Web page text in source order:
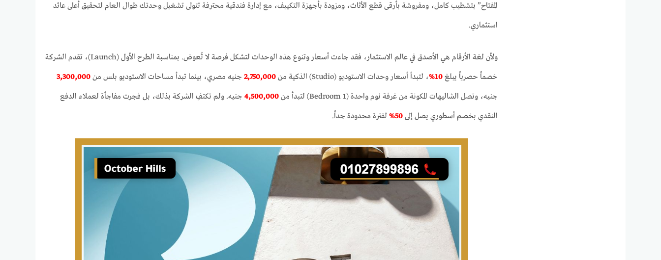
المفتاح” بتشطيب كامل، ومفروشة بأرقى قطع الأثاث، ومزودة بأجهزة التكييف، مع إدارة فندقية محترفة تتولى تشغيل وحدتك طوال العام لتحقيق أعلى عائد
استثماري.
ولأن لغة الأرقام هي الأصدق في عالم الاستثمار، فقد جاءت أسعار وتنوع هذه الوحدات لتشكل فرصة لا تُعوض. بمناسبة الطرح الأول (Launch)، تقدم الشركة
خصماً حصرياً يبلغ 10% ، لتبدأ أسعار وحدات الاستوديو (Studio) الذكية من 2,750,000 جنيه مصري، بينما تبدأ مساحات الاستوديو بلس من 3,300,000
جنيه، وتصل الشاليهات المكونة من غرفة نوم واحدة (1 Bedroom) لتبدأ من
4,500,000 جنيه. ولم تكتفِ الشركة بذلك، بل فجرت مفاجأة لعملاء الدفع
النقدي بخصم أسطوري يصل إلى 50% لفترة محدودة جداً.